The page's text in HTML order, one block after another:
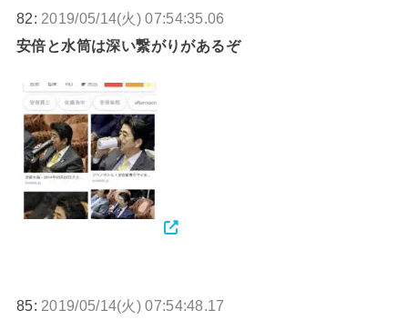
82: 2019/05/14(火) 07:54:35.06
安倍と水筒は深い繋がりがあるぞ
85: 2019/05/14(火) 07:54:48.17